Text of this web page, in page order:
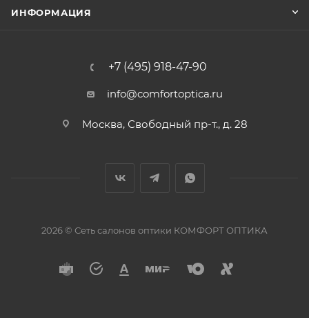
ИНФОРМАЦИЯ
+7 (495) 918-47-90
info@comfortoptica.ru
Москва, Свободный пр-т., д. 28
2026 © Сеть салонов оптики КОМФОРТ ОПТИКА